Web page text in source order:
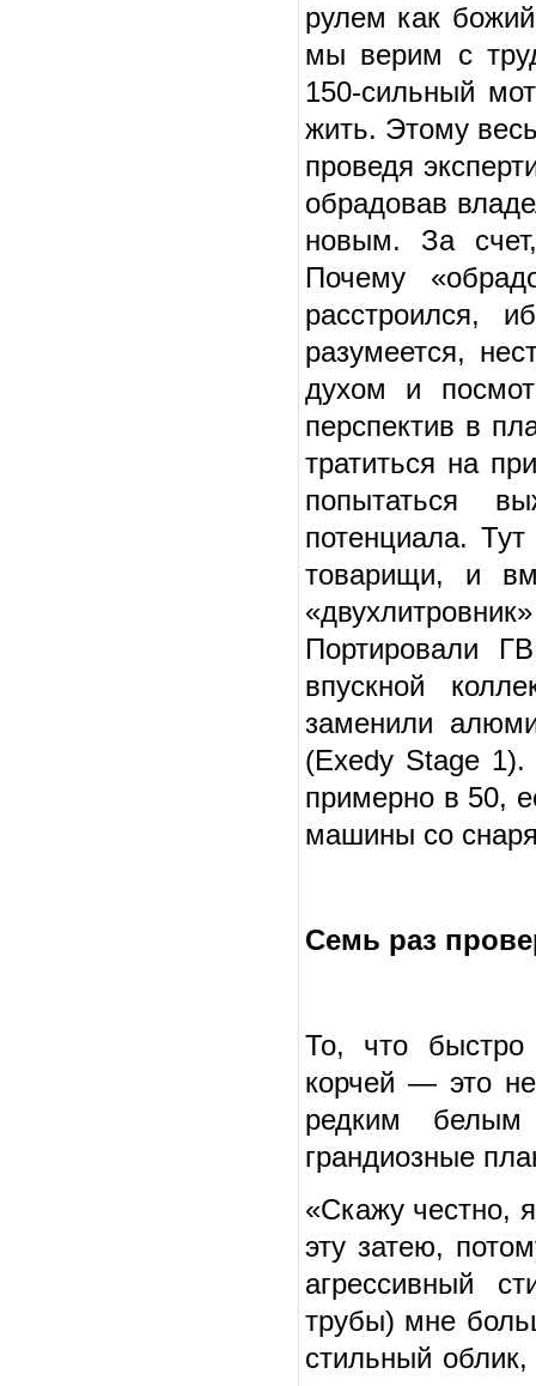
рулем как
мы верим с
150-сильный
жить. Этому
проведя
обрадовав
новым. За
Почему
расстроился,
разумеется,
духом и
перспектив в
тратиться на
попытаться
потенциала.
товарищи, и
Портировали
впускной
заменили
(Exedy Stage 1).
примерно в 50,
машины со
Семь раз
То, что быстро
корчей — это
редким
грандиозные
«Скажу честно,
эту затею,
агрессивный
трубы) мне
стильный